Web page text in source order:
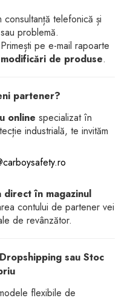
telefonică și
problemă.
pe e-mail rapoarte
de produse.
partener?
online specializat în
industrială, te invităm
direct în magazinul
contului de partener vei
de revânzător.
sau Stoc
flexibile de